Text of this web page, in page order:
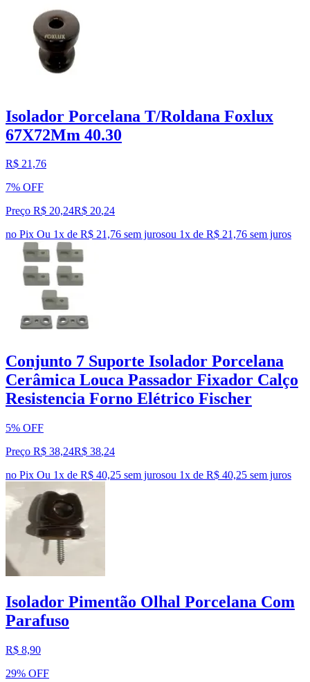
Isolador Porcelana T/Roldana Foxlux
67X72Mm 40.30
R$ 21,76
7% OFF
Preço R$ 20,24R$ 20,24
no Pix Ou 1x de R$ 21,76 sem jurosou 1x de R$ 21,76 sem juros
Conjunto 7 Suporte Isolador Porcelana
Cerâmica Louca Passador Fixador Calço
Resistencia Forno Elétrico Fischer
5% OFF
Preço R$ 38,24R$ 38,24
no Pix Ou 1x de R$ 40,25 sem jurosou 1x de R$ 40,25 sem juros
Isolador Pimentão Olhal Porcelana Com
Parafuso
R$ 8,90
29% OFF